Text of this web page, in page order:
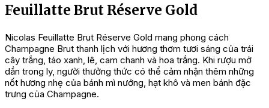
Feuillatte Brut Réserve Gold
Nicolas Feuillatte Brut Réserve Gold mang phong cách
Champagne Brut thanh lịch với hương thơm tươi sáng của trái
cây trắng, táo xanh, lê, cam chanh và hoa trắng. Khi rượu mở
dần trong ly, người thưởng thức có thể cảm nhận thêm những
nốt hương nhẹ của bánh mì nướng, hạt khô và men bánh đặc
trưng của Champagne.